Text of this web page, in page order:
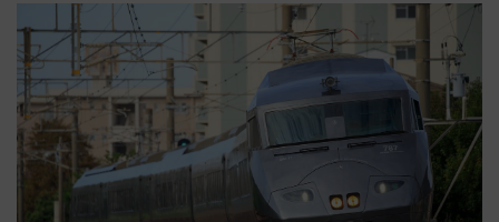
を快適移動
客室」や海鮮丼が人気の朝食ビ
ュッフェを現地レポ